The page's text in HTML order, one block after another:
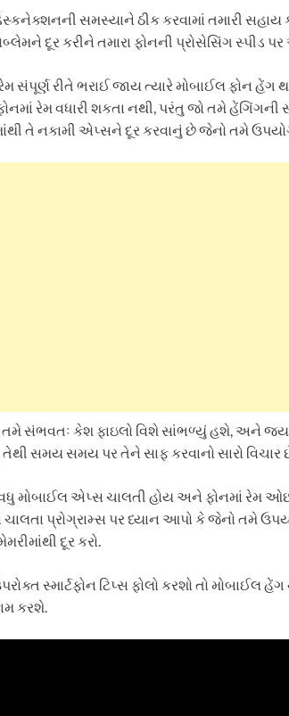
સમસ્યાને ઠીક કરવામાં તમારી સહાય
દૂર કરીને તમારા ફોનની પ્રોસેસિંગ સ્પીડ
સંપૂર્ણ રીતે ભરાઈ જાય ત્યારે મોબાઈલ ફોન હેંગ
રેમ વધારી શકતા નથી, પરંતુ જો તમે હેંગિંગની
તે નકામી એપ્સને દૂર કરવાનું છે જેનો તમે
સંભવતઃ કેશ ફાઇલો વિશે સાંભળ્યું હશે, અને
સમય સમય પર તેને સાફ કરવાનો સારો વિચાર
મોબાઈલ એપ્સ ચાલતી હોય અને ફોનમાં રેમ
પ્રોગ્રામ્સ પર ધ્યાન આપો કે જેનો તમે
દૂર કરો.
સ્માર્ટફોન ટિપ્સ ફોલો કરશો તો
કરશે.